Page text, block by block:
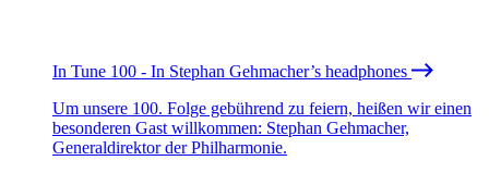
In Tune 100 - In Stephan Gehmacher’s headphones
Um unsere 100. Folge gebührend zu feiern, heißen wir einen
besonderen Gast willkommen: Stephan Gehmacher,
Generaldirektor der Philharmonie.